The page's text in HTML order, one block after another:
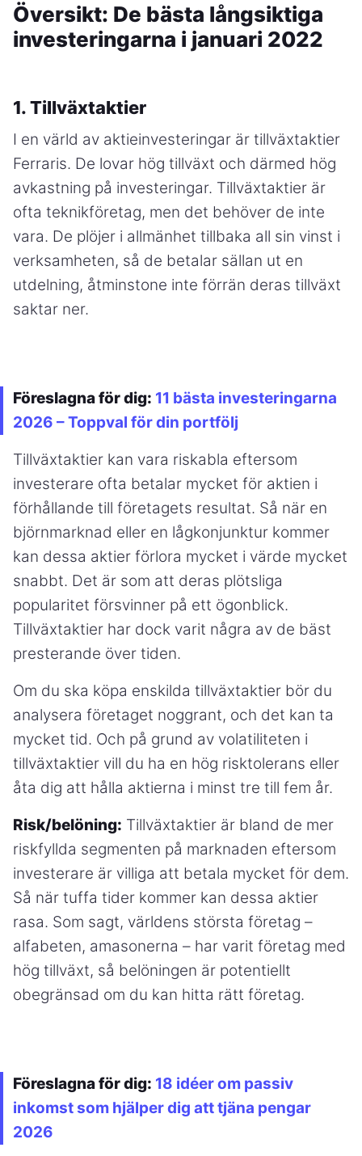
Översikt: De bästa långsiktiga
investeringarna i januari 2022
1. Tillväxtaktier
I en värld av aktieinvesteringar är tillväxtaktier
Ferraris. De lovar hög tillväxt och därmed hög
avkastning på investeringar. Tillväxtaktier är
ofta teknikföretag, men det behöver de inte
vara. De plöjer i allmänhet tillbaka all sin vinst i
verksamheten, så de betalar sällan ut en
utdelning, åtminstone inte förrän deras tillväxt
saktar ner.
Föreslagna för dig: 11 bästa investeringarna
2026 – Toppval för din portfölj
Tillväxtaktier kan vara riskabla eftersom
investerare ofta betalar mycket för aktien i
förhållande till företagets resultat. Så när en
björnmarknad eller en lågkonjunktur kommer
kan dessa aktier förlora mycket i värde mycket
snabbt. Det är som att deras plötsliga
popularitet försvinner på ett ögonblick.
Tillväxtaktier har dock varit några av de bäst
presterande över tiden.
Om du ska köpa enskilda tillväxtaktier bör du
analysera företaget noggrant, och det kan ta
mycket tid. Och på grund av volatiliteten i
tillväxtaktier vill du ha en hög risktolerans eller
åta dig att hålla aktierna i minst tre till fem år.
Risk/belöning: Tillväxtaktier är bland de mer
riskfyllda segmenten på marknaden eftersom
investerare är villiga att betala mycket för dem.
Så när tuffa tider kommer kan dessa aktier
rasa. Som sagt, världens största företag –
alfabeten, amasonerna – har varit företag med
hög tillväxt, så belöningen är potentiellt
obegränsad om du kan hitta rätt företag.
Föreslagna för dig: 18 idéer om passiv
inkomst som hjälper dig att tjäna pengar
2026